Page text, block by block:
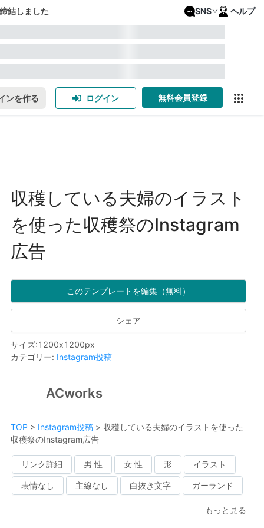
結しました SNS ヘルプ
ンを作る ログイン 無料会員登録
収穫している夫婦のイラスト
を使った収穫祭のInstagram
広告
このテンプレートを編集（無料）
シェア
サイズ:1200x1200px
カテゴリー: Instagram投稿
ACworks
TOP > Instagram投稿 > 収穫している夫婦のイラストを使った
収穫祭のInstagram広告
リンク詳細 男 性 女 性 形 イラスト
表情なし 主線なし 白抜き文字 ガーランド
もっと見る